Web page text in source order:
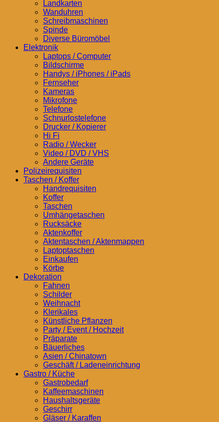
Landkarten
Wanduhren
Schreibmaschinen
Spinde
Diverse Büromöbel
Elektronik
Laptops / Computer
Bildschirme
Handys / iPhones / iPads
Fernseher
Kameras
Mikrofone
Telefone
Schnurlostelefone
Drucker / Kopierer
Hi Fi
Radio / Wecker
Video / DVD / VHS
Andere Geräte
Polizeirequisiten
Taschen / Koffer
Handrequisiten
Koffer
Taschen
Umhängetaschen
Rucksäcke
Aktenkoffer
Aktentaschen / Aktenmappen
Laptoptaschen
Einkaufen
Körbe
Dekoration
Fahnen
Schilder
Weihnacht
Klerikales
Künstliche Pflanzen
Party / Event / Hochzeit
Präparate
Bäuerliches
Asien / Chinatown
Geschäft / Ladeneinrichtung
Gastro / Küche
Gastrobedarf
Kaffeemaschinen
Haushaltsgeräte
Geschirr
Gläser / Karaffen